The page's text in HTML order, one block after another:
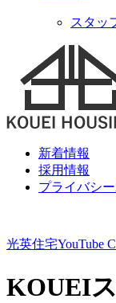
スタッ
新着情報
採用情報
プライバシ
光英住宅YouTube
KOUEI